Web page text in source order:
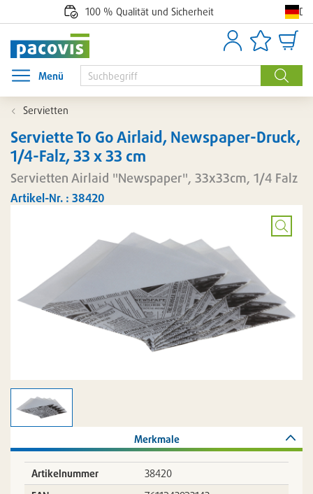
100 % Qualität und Sicherheit
Suche
AnmeldenArtikellisten
Menü
Menü öffnen
Servietten
Serviette To Go Airlaid, Newspaper-Druck,
1/4-Falz, 33 x 33 cm
Servietten Airlaid "Newspaper", 33x33cm, 1/4 Falz
Artikel-Nr. : 38420
Bild
Merkmale
Artikelnummer
38420